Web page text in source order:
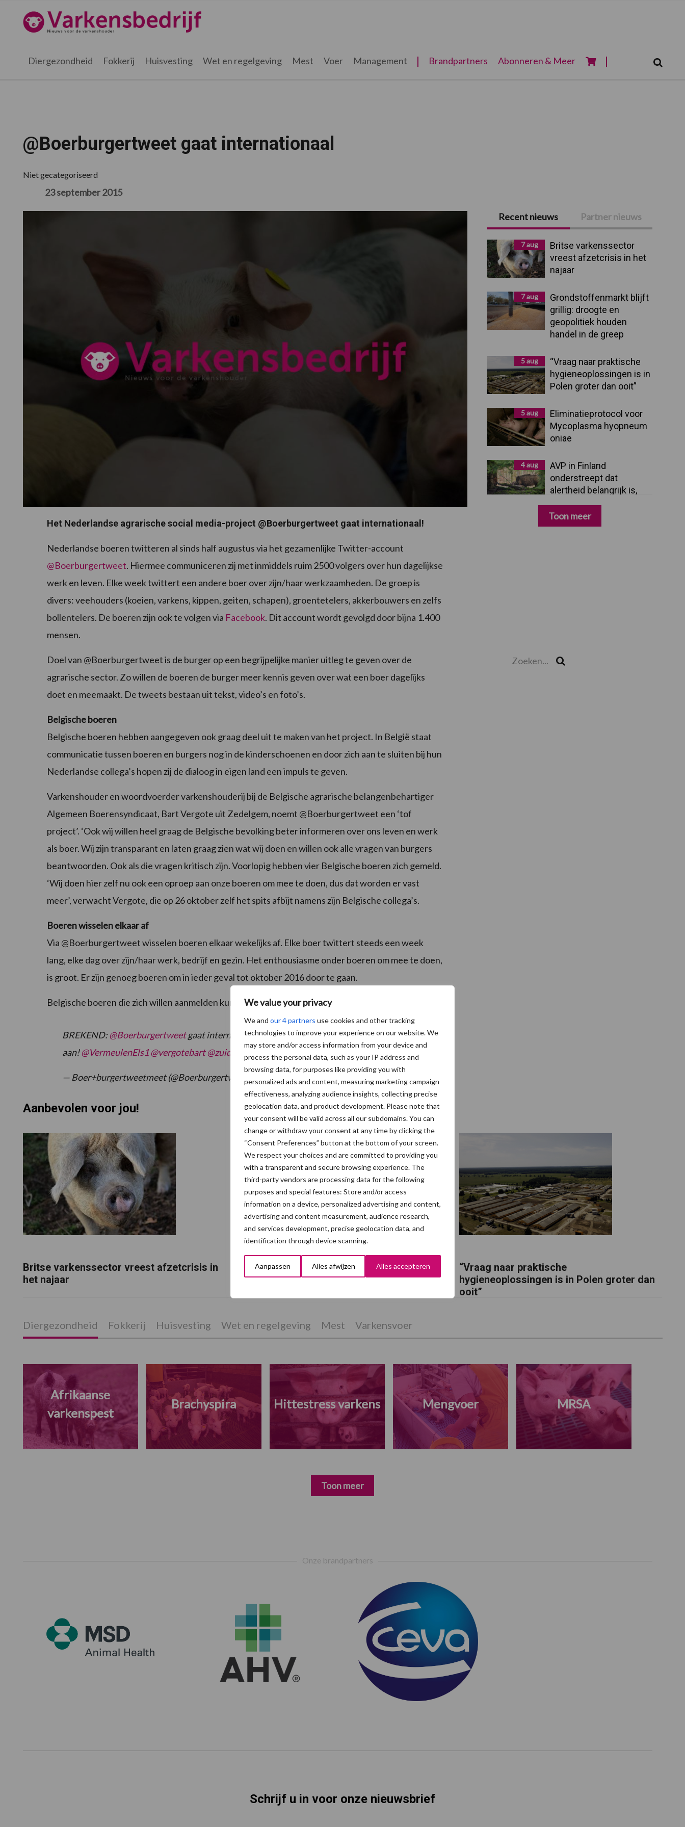
We value your privacy
We and our 4 partners use cookies and other tracking
technologies to improve your experience on our website. We
may store and/or access information from your device and
process the personal data, such as your IP address and
browsing data, for purposes like providing you with
personalized ads and content, measuring marketing campaign
effectiveness, analyzing audience insights, collecting precise
geolocation data, and product development. Please note that
your consent will be valid across all our subdomains. You can
change or withdraw your consent at any time by clicking the
“Consent Preferences” button at the bottom of your screen.
We respect your choices and are committed to providing you
with a transparent and secure browsing experience. The
third-party vendors are processing data for the following
purposes and special features: Store and/or access
information on a device, personalized advertising and content,
advertising and content measurement, audience research,
and services development, precise geolocation data, and
identification through device scanning.
Aanpassen Alles afwijzen Alles accepteren
hoofdnavigatie
hoofd
eerste
voettekst
Varkensbedrijf.nl
Diergezondheid Fokkerij Huisvesting Wet en regelgeving Mest Voer Management Brandpartners Abonneren & Meer
@Boerburgertweet gaat internationaal
Niet gecategoriseerd
23 september 2015
Het Nederlandse agrarische social media-project @Boerburgertweet gaat internationaal!
Nederlandse boeren twitteren al sinds half augustus via het gezamenlijke Twitter-account
@Boerburgertweet. Hiermee communiceren zij met inmiddels ruim 2500 volgers over hun dagelijkse
werk en leven. Elke week twittert een andere boer over zijn/haar werkzaamheden. De groep is
divers: veehouders (koeien, varkens, kippen, geiten, schapen), groentetelers, akkerbouwers en zelfs
bollentelers. De boeren zijn ook te volgen via Facebook. Dit account wordt gevolgd door bijna 1.400
mensen.
Doel van @Boerburgertweet is de burger op een begrijpelijke manier uitleg te geven over de
agrarische sector. Zo willen de boeren de burger meer kennis geven over wat een boer dagelijks
doet en meemaakt. De tweets bestaan uit tekst, video’s en foto’s.
Belgische boeren
Belgische boeren hebben aangegeven ook graag deel uit te maken van het project. In België staat
communicatie tussen boeren en burgers nog in de kinderschoenen en door zich aan te sluiten bij hun
Nederlandse collega’s hopen zij de dialoog in eigen land een impuls te geven.
Varkenshouder en woordvoerder varkenshouderij bij de Belgische agrarische belangenbehartiger
Algemeen Boerensyndicaat, Bart Vergote uit Zedelgem, noemt @Boerburgertweet een ‘tof
project’. ‘Ook wij willen heel graag de Belgische bevolking beter informeren over ons leven en werk
als boer. Wij zijn transparant en laten graag zien wat wij doen en willen ook alle vragen van burgers
beantwoorden. Ook als die vragen kritisch zijn. Voorlopig hebben vier Belgische boeren zich gemeld.
‘Wij doen hier zelf nu ook een oproep aan onze boeren om mee te doen, dus dat worden er vast
meer’, verwacht Vergote, die op 26 oktober zelf het spits afbijt namens zijn Belgische collega’s.
Boeren wisselen elkaar af
Via @Boerburgertweet wisselen boeren elkaar wekelijks af. Elke boer twittert steeds een week
lang, elke dag over zijn/haar werk, bedrijf en gezin. Het enthousiasme onder boeren om mee te doen,
is groot. Er zijn genoeg boeren om in ieder geval tot oktober 2016 door te gaan.
Belgische boeren die zich willen aanmelden kunnen zich melden pere-mail
BREKEND:@Boerburgertweetgaat internationaal. Ook Belgische veehouders sluiten zich
aan!@VermeulenEls1@vergotebart@zuidbellegoed
— Boer+burgertweetmeet (@Boerburgertweet) 22 september 2015
Primaire
Sidebar
Recent nieuws Partner nieuws
7 aug
Britse varkenssector
vreest afzetcrisis in het
najaar
7 aug
Grondstoffenmarkt blijft
grillig: droogte en
geopolitiek houden
handel in de greep
5 aug
“Vraag naar praktische
hygieneoplossingen is in
Polen groter dan ooit”
5 aug
Eliminatieprotocol voor
Mycoplasma hyopneum
oniae
4 aug
AVP in Finland
onderstreept dat
alertheid belangrijk is,
Toon meer
Aanbevolen voor jou!
Britse varkenssector vreest afzetcrisis in
het najaar
Grondstoffenmarkt blijft grillig: droogte
en geopolitiek houden handel in de greep
“Vraag naar praktische
hygieneoplossingen is in Polen groter dan
ooit”
Diergezondheid Fokkerij Huisvesting Wet en regelgeving Mest Varkensvoer
Afrikaanse
varkenspest
Brachyspira Hittestress varkens Mengvoer MRSA
Toon meer
Onze brandpartners
Schrijf u in voor onze nieuwsbrief